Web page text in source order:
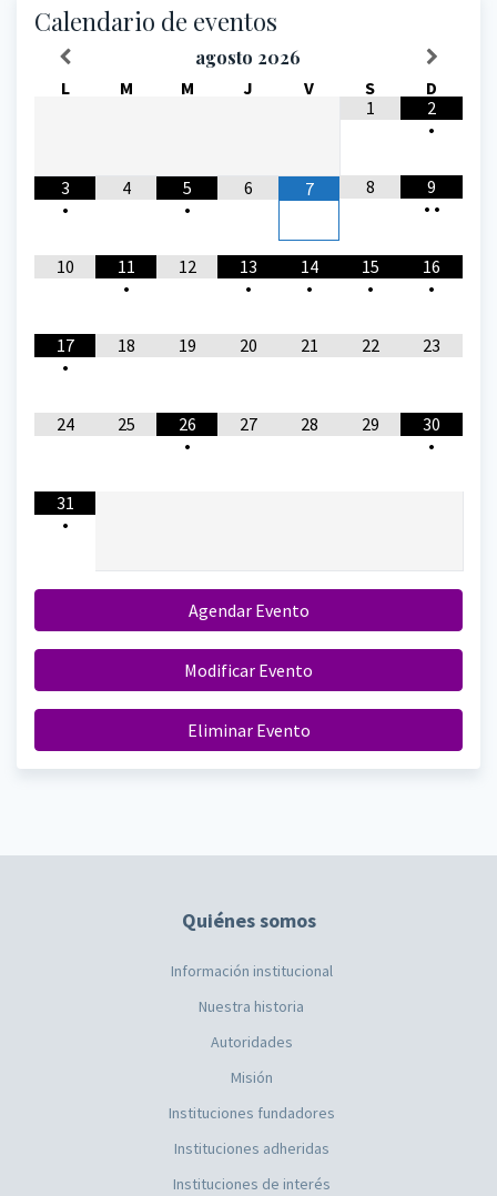
Calendario de eventos
agosto 2026
L M M J V S
D
1
2
•
3
•
4
5
•
6 7 8
9
• •
10
11
•
12
13
•
14
•
15
•
16
•
17
•
18 19 20 21 22 23
24 25
26
•
27 28 29
30
•
31
•
Agendar Evento
Modificar Evento
Eliminar Evento
Quiénes somos
Información institucional
Nuestra historia
Autoridades
Misión
Instituciones fundadores
Instituciones adheridas
Instituciones de interés